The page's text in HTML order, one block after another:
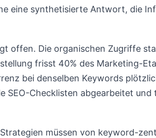
eine synthetisierte Antwort, die
offen. Die organischen Zugriffe
frisst 40% des Marketing-
bei denselben Keywords
SEO-Checklisten abgearbeitet
müssen von keyword-